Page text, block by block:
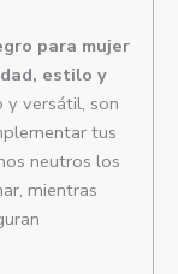
para mujer
estilo y
y versátil, son
tus
neutros los
mientras